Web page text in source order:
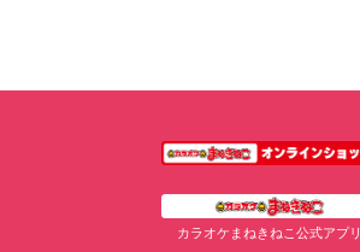
カラオケまねきねこ公式アプリ